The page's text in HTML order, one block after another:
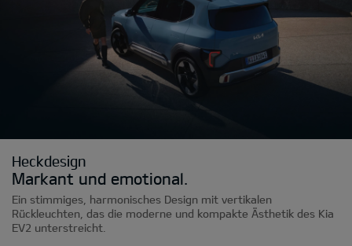
Heckdesign
Markant und emotional.
Ein stimmiges, harmonisches Design mit vertikalen
Rückleuchten, das die moderne und kompakte Ästhetik des Kia
EV2 unterstreicht.